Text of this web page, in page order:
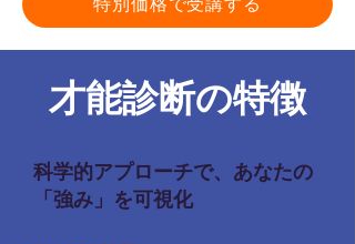
才能診断の特徴
科学的アプローチで、あなたの
「強み」を可視化